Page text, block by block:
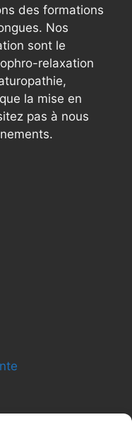
des formations
Nos
sont le
relaxation
la mise en
pas à nous